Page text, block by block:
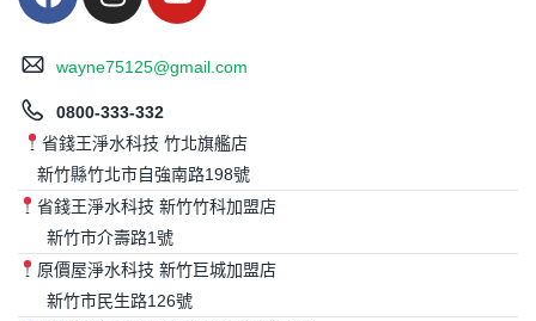
wayne75125@gmail.com
0800-333-332
省錢王淨水科技 竹北旗艦店
新竹縣竹北市自強南路198號
省錢王淨水科技 新竹竹科加盟店
新竹市介壽路1號
原價屋淨水科技 新竹巨城加盟店
新竹市民生路126號